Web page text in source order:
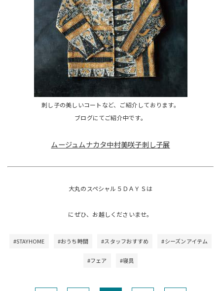
刺し子の美しいコートなど、ご紹介しております。
ブログにてご紹介中です。
ムージュムナカタ中村美咲子刺し子展
大丸のスペシャル５ＤＡＹＳは
にぜひ、お越しくださいませ。
#STAYHOME #おうち時間 #スタッフおすすめ #シーズンアイテム
#フェア #寝具